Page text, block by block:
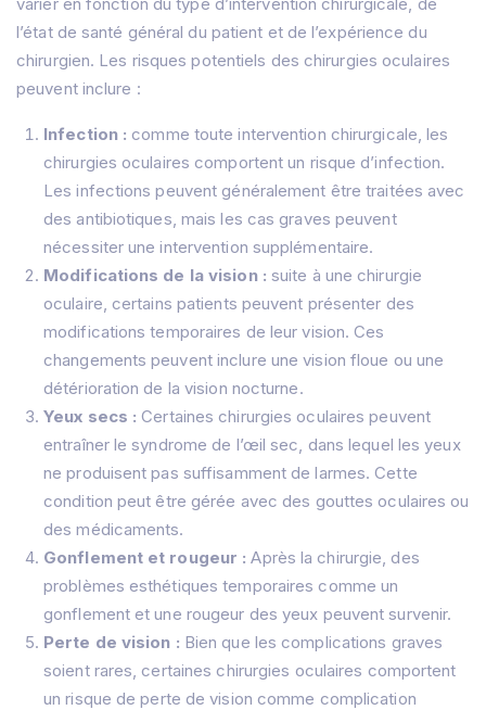
l’état de santé général du patient et de l’expérience du
chirurgien. Les risques potentiels des chirurgies oculaires
peuvent inclure :
Infection : comme toute intervention chirurgicale, les
chirurgies oculaires comportent un risque d’infection.
Les infections peuvent généralement être traitées avec
des antibiotiques, mais les cas graves peuvent
nécessiter une intervention supplémentaire.
Modifications de la vision : suite à une chirurgie
oculaire, certains patients peuvent présenter des
modifications temporaires de leur vision.Ces
changements peuvent inclure une vision floue ou une
détérioration de la vision nocturne.
Yeux secs : Certaines chirurgies oculaires peuvent
entraîner le syndrome de l’œil sec, dans lequel les yeux
ne produisent pas suffisamment de larmes.Cette
condition peut être gérée avec des gouttes oculaires ou
des médicaments.
Gonflement et rougeur : Après la chirurgie, des
problèmes esthétiques temporaires comme un
gonflement et une rougeur des yeux peuvent survenir.
Perte de vision : Bien que les complications graves
soient rares, certaines chirurgies oculaires comportent
un risque de perte de vision comme complication